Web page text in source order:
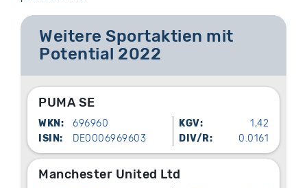
Weitere Sportaktien mit
Potential 2022
PUMA SE
WKN: 696960 KGV:
1,42
ISIN:
DE0006969603 DIV/R: 0.0161
Manchester United Ltd